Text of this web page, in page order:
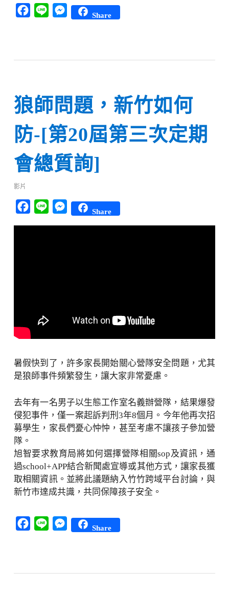
Facebook
Line Messenger
Share
狼師問題，新竹如何
防-[第20屆第三次定期
會總質詢]
影片
Facebook
Line Messenger
Share
暑假快到了，許多家長開始關心營隊安全問題，尤其
是狼師事件頻繁發生，讓大家非常憂慮。
去年有一名男子以生態工作室名義辦營隊，結果爆發
侵犯事件，僅一案起訴判刑3年8個月。今年他再次招
募學生，家長們憂心忡忡，甚至考慮不讓孩子參加營
隊。
旭智要求教育局將如何選擇營隊相關sop及資訊，通
過school+APP結合新聞處宣導或其他方式，讓家長獲
取相關資訊。並將此議題納入竹竹跨域平台討論，與
新竹市達成共識，共同保障孩子安全。
Facebook
Line Messenger
Share